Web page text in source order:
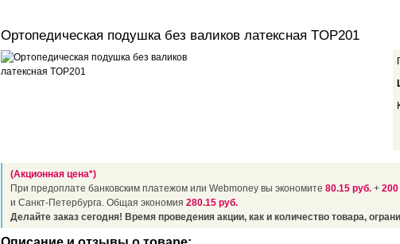
Ортопедическая подушка без валиков латексная TOP201
(Акционная цена*)
При предоплате банковским платежом или Webmoney вы экономите 80.15 руб. +
и Санкт-Петербурга. Общая экономия 280.15 руб.
Делайте заказ сегодня! Время проведения акции, как и количество товара,